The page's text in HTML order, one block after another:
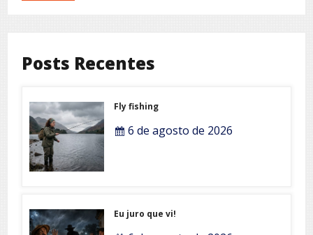
Posts Recentes
Fly fishing
6 de agosto de 2026
Eu juro que vi!